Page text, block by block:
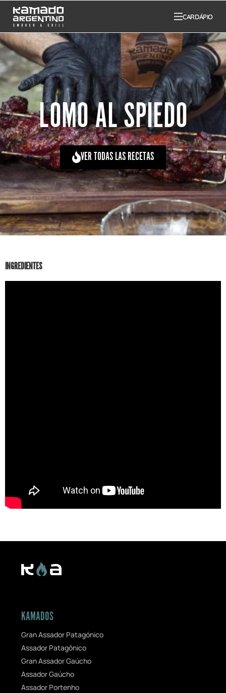
CARDÁPIO
LOMO AL SPIEDO
VER TODAS LAS RECETAS
INGREDIENTES
KAMADOS
Gran Assador Patagónico
Assador Patagônico
Gran Assador Gaúcho
Assador Gaúcho
Assador Portenho